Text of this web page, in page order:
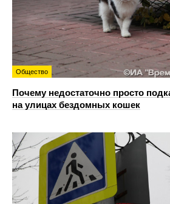
Общество
Почему недостаточно просто
на улицах бездомных кошек